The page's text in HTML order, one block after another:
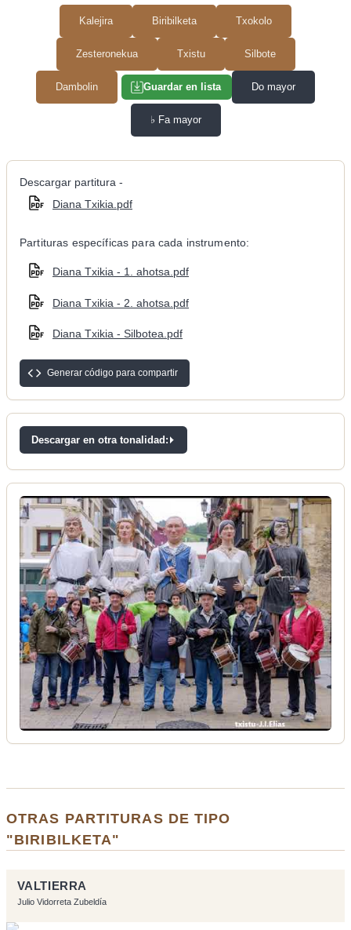
Kalejira Biribilketa Txokolo
Zesteronekua Txistu Silbote
Dambolin Guardar en lista Do mayor
♭ Fa mayor
Descargar partitura -
Diana Txikia.pdf
Partituras específicas para cada instrumento:
Diana Txikia - 1. ahotsa.pdf
Diana Txikia - 2. ahotsa.pdf
Diana Txikia - Silbotea.pdf
Generar código para compartir
Descargar en otra tonalidad:
OTRAS PARTITURAS DE TIPO
"BIRIBILKETA"
VALTIERRA
Julio Vidorreta Zubeldía